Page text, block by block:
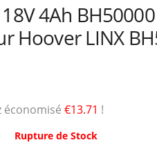
4Ah
Hoover LINX
économisé €13.71 !
Rupture de Stock